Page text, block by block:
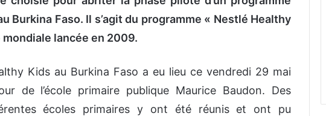
Burkina Faso. Il s’agit du programme « Nestlé Healthy
lancée en 2009.
Kids au Burkina Faso a eu lieu ce vendredi 29 mai
de l’école primaire publique Maurice Baudon. Des
écoles primaires y ont été réunis et ont pu